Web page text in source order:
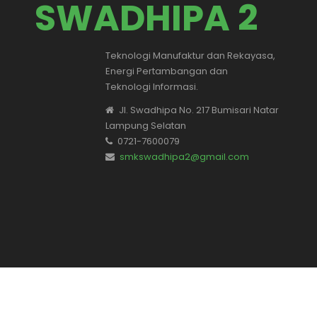
SWADHIPA 2
Teknologi Manufaktur dan Rekayasa,
Energi Pertambangan dan
Teknologi Informasi.
Jl. Swadhipa No. 217 Bumisari Natar
Lampung Selatan
0721-7600079
smkswadhipa2@gmail.com